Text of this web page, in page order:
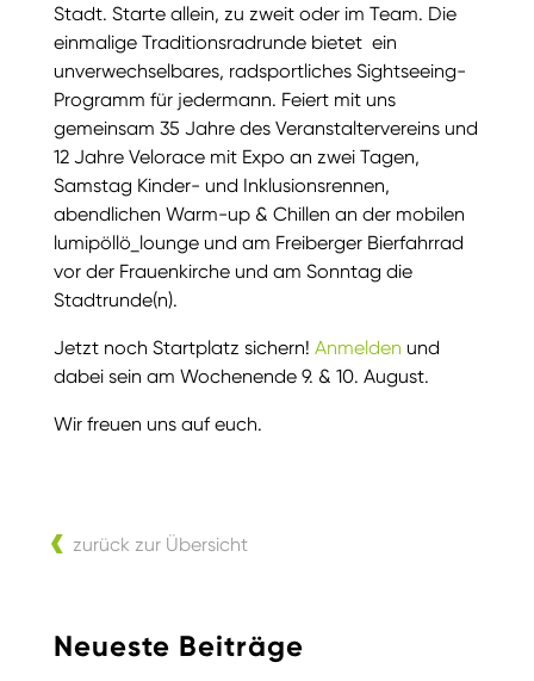
Stadt. Starte allein, zu zweit oder im Team. Die
einmalige Traditionsradrunde bietet ein
unverwechselbares, radsportliches Sightseeing-
Programm für jedermann. Feiert mit uns
gemeinsam 35 Jahre des Veranstaltervereins und
12 Jahre Velorace mit Expo an zwei Tagen,
Samstag Kinder- und Inklusionsrennen,
abendlichen Warm-up & Chillen an der mobilen
lumipöllö_lounge und am Freiberger Bierfahrrad
vor der Frauenkirche und am Sonntag die
Stadtrunde(n).
Jetzt noch Startplatz sichern! Anmelden und
dabei sein am Wochenende 9. & 10. August.
Wir freuen uns auf euch.
zurück zur Übersicht
Neueste Beiträge